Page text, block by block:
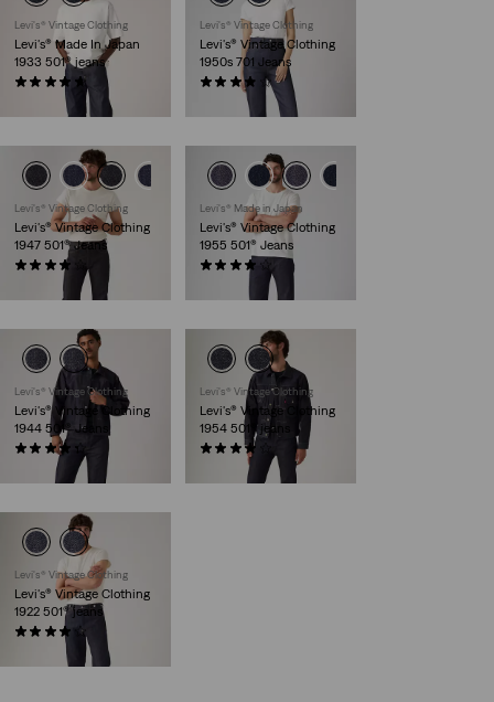
Levi's® Vintage Clothing
Levi's® Made In Japan
1933 501® jeans
(31)
€ 279,95
Levi's® Vintage Clothing
Levi's® Vintage Clothing
1950s 701 Jeans
(38)
€ 279,95
Levi's® Vintage Clothing
Levi's® Vintage Clothing
1947 501® Jeans
(60)
€ 319,95
Levi's® Made in Japan
Levi's® Vintage Clothing
1955 501® Jeans
Levi's® Vintage Clothing
Levi's® Vintage Clothing
1944 501® Jeans
€ 279,95
Levi's® Vintage Clothing
Levi's® Vintage Clothing
1954 501® jeans
€ 319,95
Levi's® Vintage Clothing
Levi's® Vintage Clothing
1922 501® jeans
(13)